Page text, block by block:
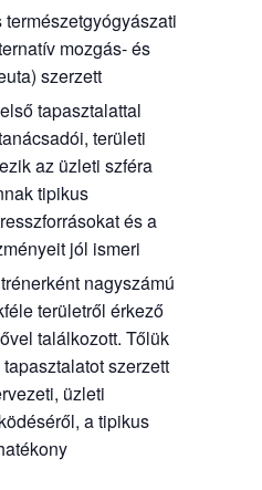
mozgás- és
szerzett
tapasztalattal
területi
az üzleti szféra
tipikus
és a
jól ismeri
nagyszámú
területről érkező
találkozott. Tőlük
szerzett
üzleti
a tipikus